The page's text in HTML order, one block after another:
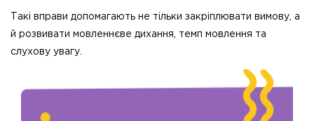
Такі вправи допомагають не тільки закріплювати вимову, а
й розвивати мовленнєве дихання, темп мовлення та
слухову увагу.